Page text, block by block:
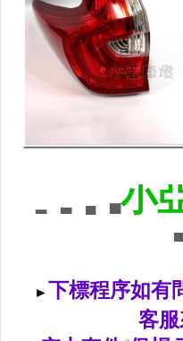
各車系LED後保桿下霧燈
專用型魚眼霧燈.光圈魚眼霧燈
BMW光圈燈泡.CCFL光圈
車身標誌MARK.車身飾條
前後保桿.前後下巴.側裙.尾翼
升降機.汽車零件.鈑金零件
內.外把手.後視鏡.LED後視鏡